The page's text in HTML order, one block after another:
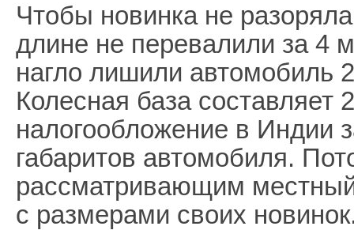
Чтобы новинка не
длине не перевалили за 4
нагло лишили автомобиль
Колесная база
налогообложение в Индии
габаритов автомобиля.
рассматривающим
с размерами своих